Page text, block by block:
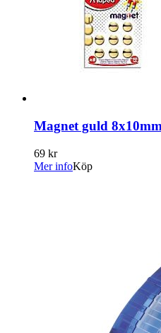
Magnet guld 8x10mm
69 kr
Mer infoKöp